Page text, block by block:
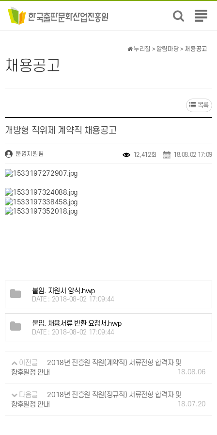
전
뉴
채용공고
누리집 > 알림마당 > 채용공고
목록
개방형 직위제 계약직 채용공고
운영지원팀 12,412회 18.08.02 17:09
붙임. 지원서 양식.hwp
DATE : 2018-08-02 17:09:44
붙임. 채용서류 반환 요청서.hwp
DATE : 2018-08-02 17:09:44
이전글
2018년 진흥원 직원(계약직) 서류전형 합격자 및
향후일정 안내
18.08.06
다음글
2018년 진흥원 직원(정규직) 서류전형 합격자 및
향후일정 안내
18.07.20